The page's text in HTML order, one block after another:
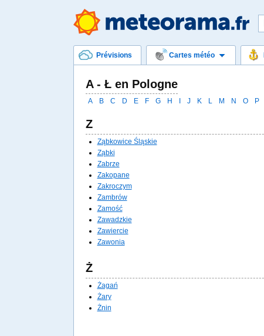
Prévisions Cartes météo
A - Ł en Pologne
A B C D E F G H J K L M N O P
Z
Ząbkowice Śląskie
Ząbki
Zabrze
Zakopane
Zakroczym
Zambrów
Zamość
Zawadzkie
Zawiercie
Zawonia
Ż
Żagań
Żary
Żnin